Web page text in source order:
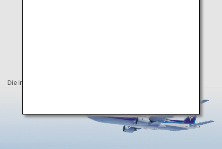
Die Informationen auf dieser Webseite sind vom Juni 2022.